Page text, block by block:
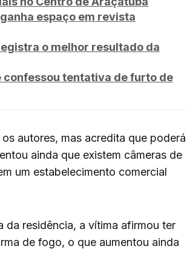
espaço em revista
o melhor resultado da
confessou tentativa de furto de
autores, mas acredita que poderá
ainda que existem câmeras de
um estabelecimento comercial
residência, a vítima afirmou ter
de fogo, o que aumentou ainda